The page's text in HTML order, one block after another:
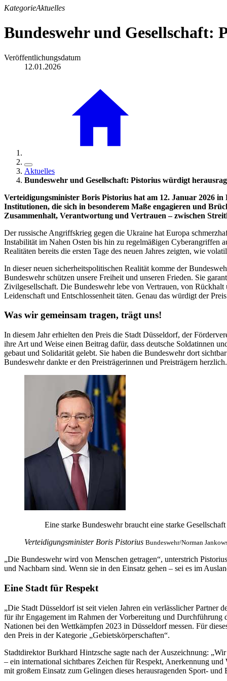
KategorieAktuelles
Bundeswehr und Gesellschaft:
Veröffentlichungsdatum
12.01.2026
Aktuelles
Bundeswehr und Gesellschaft: Pistorius würdigt
Verteidigungsminister Boris Pistorius hat am 12. Januar 2026
Institutionen, die sich in besonderem Maße engagieren und
Zusammenhalt, Verantwortung und Vertrauen – zwischen
Der russische Angriffskrieg gegen die Ukraine hat Europa
Instabilität im Nahen Osten bis hin zu regelmäßigen Cyberangriffen
Realitäten bereits die ersten Tage des neuen Jahres zeigten, wie
In dieser neuen sicherheitspolitischen Realität komme der
Bundeswehr schützen unsere Freiheit und unseren Frieden. Sie
Zivilgesellschaft. Die Bundeswehr lebe von Vertrauen, von
Leidenschaft und Entschlossenheit täten. Genau das würdigt der
Was wir gemeinsam tragen, trägt uns!
In diesem Jahr erhielten den Preis die Stadt Düsseldorf, der
ihre Art und Weise einen Beitrag dafür, dass deutsche Soldatinnen
gebaut und Solidarität gelebt. Sie haben die Bundeswehr dort
Bundeswehr dankte er den Preisträgerinnen und Preisträgern herzlich.
Eine starke Bundeswehr braucht eine starke
Verteidigungsminister Boris Pistorius Bundeswehr/Norman
„Die Bundeswehr wird von Menschen getragen“, unterstrich
und Nachbarn sind. Wenn sie in den Einsatz gehen – sei es im
Eine Stadt für Respekt
„Die Stadt Düsseldorf ist seit vielen Jahren ein verlässlicher
für ihr Engagement im Rahmen der Vorbereitung und
Nationen bei den Wettkämpfen 2023 in Düsseldorf messen. Für
den Preis in der Kategorie „Gebietskörperschaften“.
Stadtdirektor Burkhard Hintzsche sagte nach der Auszeichnung:
– ein international sichtbares Zeichen für Respekt, Anerkennung
mit großem Einsatz zum Gelingen dieses herausragenden Sport- und